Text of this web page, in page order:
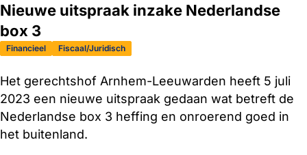
Nieuwe uitspraak inzake Nederlandse
box 3
Financieel Fiscaal/Juridisch
Het gerechtshof Arnhem-Leeuwarden heeft 5 juli
2023 een nieuwe uitspraak gedaan wat betreft de
Nederlandse box 3 heffing en onroerend goed in
het buitenland.